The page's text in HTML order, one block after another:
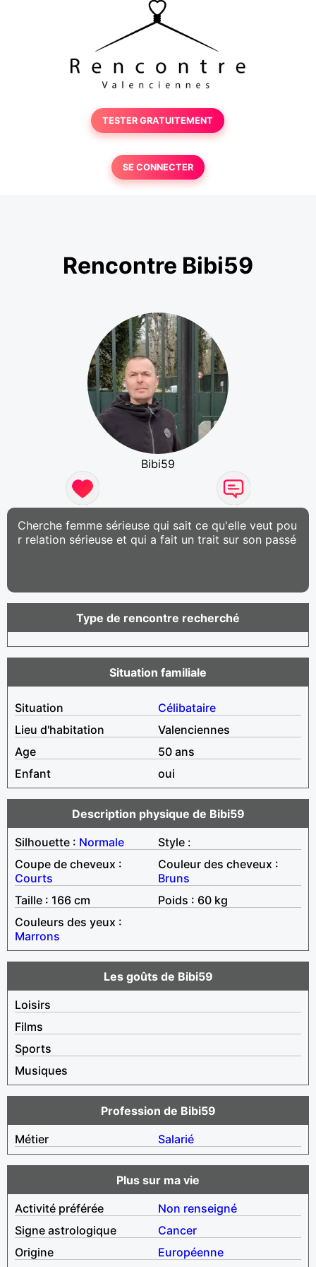
TESTER GRATUITEMENT
SE CONNECTER
Rencontre Bibi59
Bibi59
Cherche femme sérieuse qui sait ce qu'elle veut pou
r relation sérieuse et qui a fait un trait sur son passé
Type de rencontre recherché
Situation familiale
Situation
Célibataire
Lieu d'habitation
Valenciennes
Age
50 ans
Enfant
oui
Description physique de Bibi59
Silhouette : Normale
Style :
Coupe de cheveux :
Courts
Couleur des cheveux :
Bruns
Taille : 166 cm
Poids : 60 kg
Couleurs des yeux :
Marrons
Les goûts de Bibi59
Loisirs
Films
Sports
Musiques
Profession de Bibi59
Métier
Salarié
Plus sur ma vie
Activité préférée
Non renseigné
Signe astrologique
Cancer
Origine
Européenne